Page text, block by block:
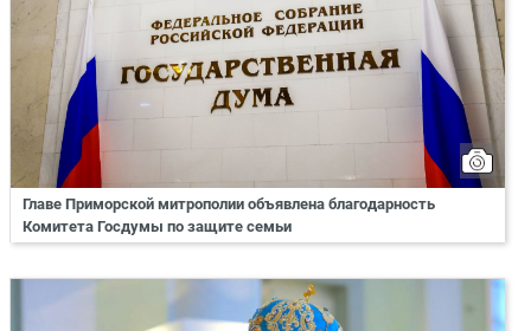
Главе Приморской митрополии объявлена благодарность
Комитета Госдумы по защите семьи